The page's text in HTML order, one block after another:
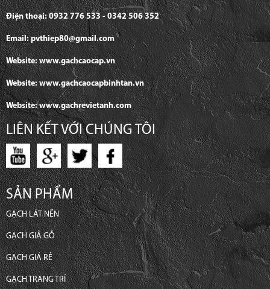
Điện thoại: 0932 776 533 - 0342 506 352
Email: pvthiep80@gmail.com
Website: www.gachcaocap.vn
Website: www.gachcaocapbinhtan.vn
Website: www.gachrevietanh.com
LIÊN KẾT VỚI CHÚNG TÔI
SẢN PHẨM
GẠCH LÁT NỀN
GẠCH GIẢ GỖ
GẠCH GIÁ RẺ
GẠCH TRANG TRÍ